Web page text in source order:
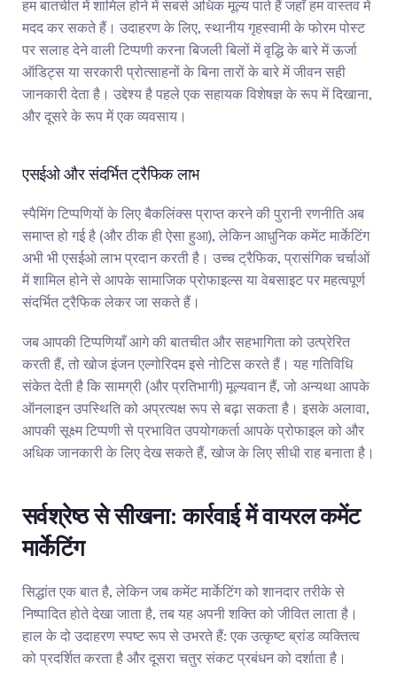
हम बातचीत में शामिल होने में सबसे अधिक मूल्य पाते हैं जहाँ हम वास्तव में
मदद कर सकते हैं। उदाहरण के लिए, स्थानीय गृहस्वामी के फोरम पोस्ट
पर सलाह देने वाली टिप्पणी करना बिजली बिलों में वृद्धि के बारे में ऊर्जा
ऑडिट्स या सरकारी प्रोत्साहनों के बिना तारों के बारे में जीवन सही
जानकारी देता है। उद्देश्य है पहले एक सहायक विशेषज्ञ के रूप में दिखाना,
और दूसरे के रूप में एक व्यवसाय।
एसईओ और संदर्भित ट्रैफिक लाभ
स्पैमिंग टिप्पणियों के लिए बैकलिंक्स प्राप्त करने की पुरानी रणनीति अब
समाप्त हो गई है (और ठीक ही ऐसा हुआ), लेकिन आधुनिक कमेंट मार्केटिंग
अभी भी एसईओ लाभ प्रदान करती है। उच्च ट्रैफिक, प्रासंगिक चर्चाओं
में शामिल होने से आपके सामाजिक प्रोफाइल्स या वेबसाइट पर महत्वपूर्ण
संदर्भित ट्रैफिक लेकर जा सकते हैं।
जब आपकी टिप्पणियाँ आगे की बातचीत और सहभागिता को उत्प्रेरित
करती हैं, तो खोज इंजन एल्गोरिदम इसे नोटिस करते हैं। यह गतिविधि
संकेत देती है कि सामग्री (और प्रतिभागी) मूल्यवान हैं, जो अन्यथा आपके
ऑनलाइन उपस्थिति को अप्रत्यक्ष रूप से बढ़ा सकता है। इसके अलावा,
आपकी सूक्ष्म टिप्पणी से प्रभावित उपयोगकर्ता आपके प्रोफाइल को और
अधिक जानकारी के लिए देख सकते हैं, खोज के लिए सीधी राह बनाता है।
सर्वश्रेष्ठ से सीखना: कार्रवाई में वायरल कमेंट
मार्केटिंग
सिद्धांत एक बात है, लेकिन जब कमेंट मार्केटिंग को शानदार तरीके से
निष्पादित होते देखा जाता है, तब यह अपनी शक्ति को जीवित लाता है।
हाल के दो उदाहरण स्पष्ट रूप से उभरते हैं: एक उत्कृष्ट ब्रांड व्यक्तित्व
को प्रदर्शित करता है और दूसरा चतुर संकट प्रबंधन को दर्शाता है।